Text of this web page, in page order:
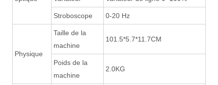
Stroboscope 0-20 Hz
Physique
Taille de la
machine
101.5*5.7*11.7CM
Poids de la
machine
2.0KG